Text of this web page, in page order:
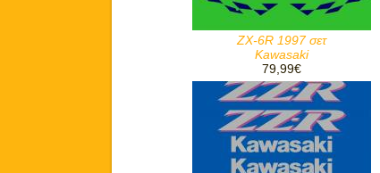
ZX-6R 1997 σετ
Kawasaki
79,99€